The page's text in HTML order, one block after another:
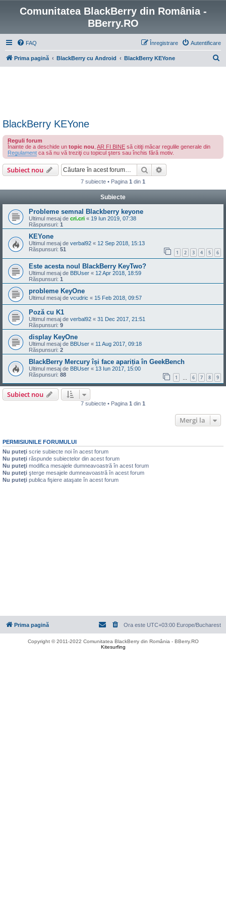
Comunitatea BlackBerry din România -
BBerry.RO
FAQ Autentificare
Înregistrare
Prima pagină BlackBerry cu Android BlackBerry KEYone
BlackBerry KEYone
Reguli forum
Înainte de a deschide un topic nou AR FI BINE să citiţi măcar regulile generale din
Regulament ca să nu vă treziţi cu topicul şters sau închis fără motiv.
Subiect nou Căutare
7 subiecte • Pagina 1 din 1
Subiecte
Probleme semnal Blackberry keyone
Ultimul mesaj de cri.cri « 19 Iun 2019, 07:38
Răspunsuri: 1
KEYone
Ultimul mesaj de verbal92 « 12 Sep 2018, 15:13
Răspunsuri: 51 1 2 3 4 5 6
Este acesta noul BlackBerry KeyTwo?
Ultimul mesaj de BBUser « 12 Apr 2018, 18:59
Răspunsuri: 1
probleme KeyOne
Ultimul mesaj de vcudric « 15 Feb 2018, 09:57
Poză cu K1
Ultimul mesaj de verbal92 « 31 Dec 2017, 21:51
Răspunsuri: 9
display KeyOne
Ultimul mesaj de BBUser « 11 Aug 2017, 09:18
Răspunsuri: 2
BlackBerry Mercury își face apariția în GeekBench
Ultimul mesaj de BBUser « 13 Iun 2017, 15:00
Răspunsuri: 88 1 6 7 8 9
Subiect nou
7 subiecte • Pagina 1 din 1
Mergi la
PERMISIUNILE FORUMULUI
Nu puteţi scrie subiecte noi în acest forum
Nu puteţi răspunde subiectelor din acest forum
Nu puteţi modifica mesajele dumneavoastră în acest forum
Nu puteţi şterge mesajele dumneavoastră în acest forum
Nu puteţi publica fişiere ataşate în acest forum
Prima pagină Ora este UTC+03:00 Europe/Bucharest
Copyright © 2011-2022 Comunitatea BlackBerry din România - BBerry.RO
Kitesurfing